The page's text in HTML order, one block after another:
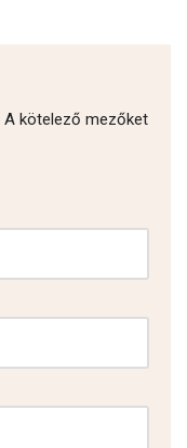
A kötelező mezőket